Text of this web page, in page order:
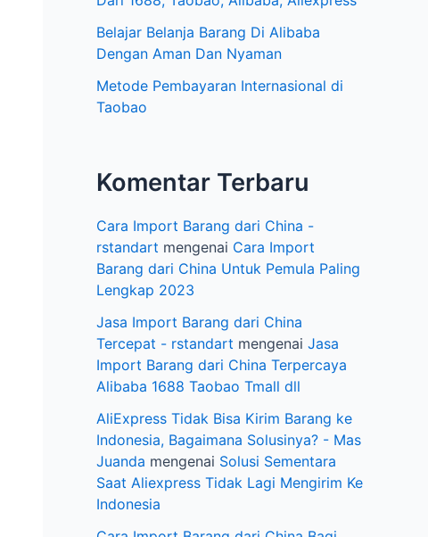
lBelajar Belanja Barang Di Alibaba
Dengan Aman Dan Nyaman
Metode Pembayaran Internasional di
Taobao
Komentar Terbaru
Cara Import Barang dari China -
rstandart mengenai Cara Import
Barang dari China Untuk Pemula Paling
Lengkap 2023
Jasa Import Barang dari China
Tercepat - rstandart mengenai Jasa
Import Barang dari China Terpercaya
Alibaba 1688 Taobao Tmall dll
AliExpress Tidak Bisa Kirim Barang ke
Indonesia, Bagaimana Solusinya? - Mas
Juanda mengenai Solusi Sementara
Saat Aliexpress Tidak Lagi Mengirim Ke
Indonesia